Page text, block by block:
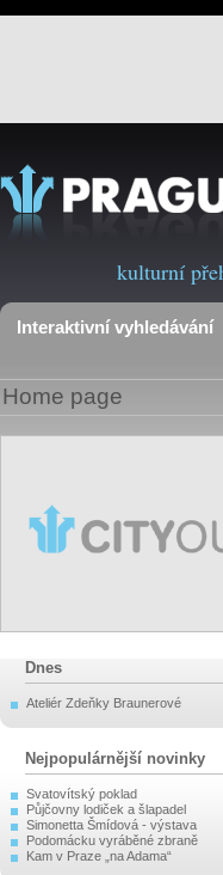
kulturní
Interaktivní vyhledávání
Home page
Dnes
Ateliér Zdeňky Braunerové
Nejpopulárnější novinky
Svatovítský poklad
Půjčovny lodiček a šlapadel
Simonetta Šmídová - výstava
Podomácku vyráběné zbraně
Kam v Praze „na Adama“